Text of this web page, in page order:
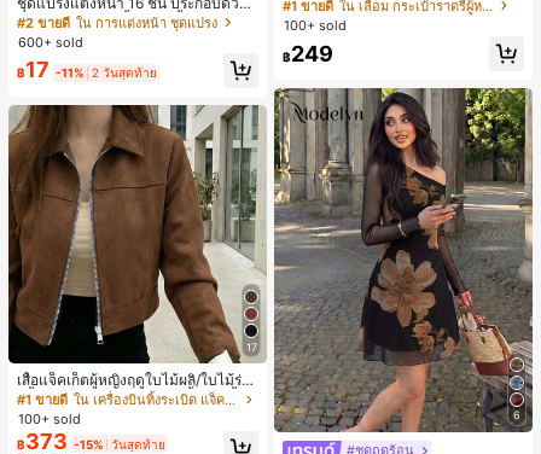
ปรงแต่งหน้า 13 ชิ้น, ฟองน้ำแต่งหน้ารู
ปหยดน้ำ 1 ชิ้น, แปรงแป้งรองพื้นกลม 1
ชิ้น และฟองน้ำแต่งหน้ารูปสามเหลี่ยม
1 ชิ้น - ชุดคลาสสิก ทำจากขนสังเคราะ
ห์นุ่มและเป็นมิตรต่อผิว เหมาะสำหรับผู้
หญิงและเด็กผู้หญิง เหมาะสำหรับฤดูใบ
ไม้ร่วงและฤดูหนาว
#2 ขายดี ใน การแต่งหน้า ชุดแปรง
600+ sold
฿17 -11% 2 วันสุดท้าย
17
เสื้อแจ็คเก็ตผู้หญิงฤดูใบไม้ผลิ/ใบไม้ร่วง
สีพื้น หนังเทียม สไตล์ปกคอเสื้อ ซิปขึ้น
แขนยาว สไตล์ลำลอง วิทยาลัย สนามบิ
น เสื้อนอก สีน้ำตาล สไตล์สบายๆ ฤดูใบ
ไม้ร่วง
#1 ขายดี
ใน เครื่องบินทิ้งระเบิด แจ็คเก็ตผู้หญิง
100+ sold
฿373 -15% วันสุดท้าย
ดับงานแต่งงาน, กระเป๋าสตางค์สุภาพส
สุ่ม)
#1 ขายดี
ใน เลื่อม กระเป๋าราตรีผู้หญิง
100+ sold
฿249
6
#ชุดฤดูร้อน